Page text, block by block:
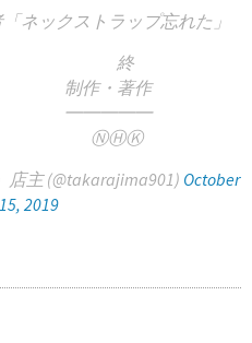
ネックストラップ忘れた」
・著作
主 (@takarajima901) October
15, 2019